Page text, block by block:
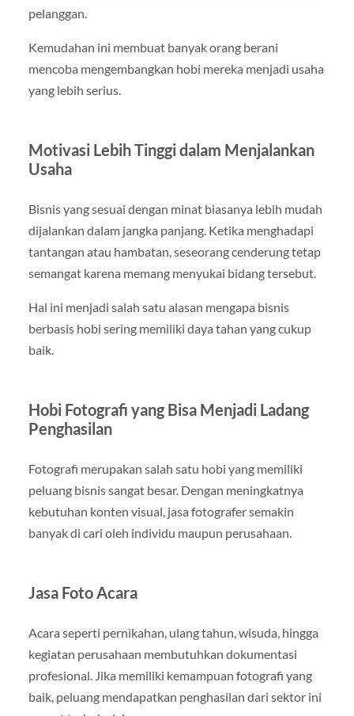
pelanggan.
Kemudahan ini membuat banyak orang berani
mencoba mengembangkan hobi mereka menjadi usaha
yang lebih serius.
Motivasi Lebih Tinggi dalam Menjalankan
Usaha
Bisnis yang sesuai dengan minat biasanya lebih mudah
dijalankan dalam jangka panjang. Ketika menghadapi
tantangan atau hambatan, seseorang cenderung tetap
semangat karena memang menyukai bidang tersebut.
Hal ini menjadi salah satu alasan mengapa bisnis
berbasis hobi sering memiliki daya tahan yang cukup
baik.
Hobi Fotografi yang Bisa Menjadi Ladang
Penghasilan
Fotografi merupakan salah satu hobi yang memiliki
peluang bisnis sangat besar. Dengan meningkatnya
kebutuhan konten visual, jasa fotografer semakin
banyak di cari oleh individu maupun perusahaan.
Jasa Foto Acara
Acara seperti pernikahan, ulang tahun, wisuda, hingga
kegiatan perusahaan membutuhkan dokumentasi
profesional. Jika memiliki kemampuan fotografi yang
baik, peluang mendapatkan penghasilan dari sektor ini